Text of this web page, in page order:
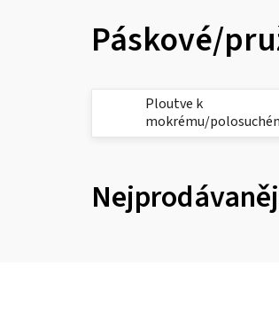
Páskové/
Ploutve k
mokrému/
obleku